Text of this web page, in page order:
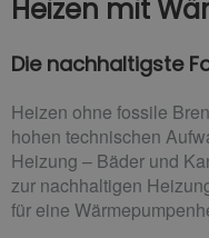
Heizen mit
Die nachhaltigste
Heizen ohne fossile
hohen technischen
Heizung – Bäder und
zur nachhaltigen
für eine